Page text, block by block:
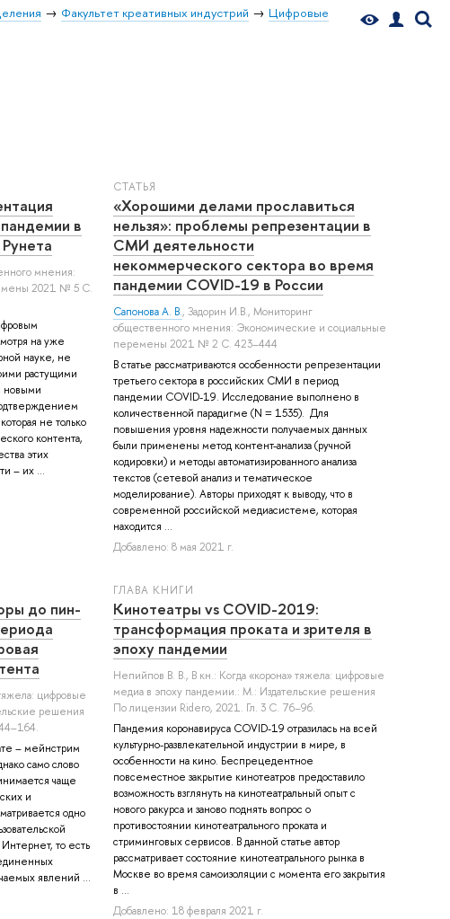
Факультет креативных индустрий
Цифровые
в
мнения:
2021 № 5 С.
на уже
науке, не
растущими
новыми
не только
контента,
этих
– их ...
СТАТЬЯ
«Хорошими делами прославиться
нельзя»: проблемы репрезентации в
СМИ деятельности
некоммерческого сектора во время
пандемии COVID-19 в России
Сапонова А. В.,Задорин И.В., Мониторинг
общественного мнения: Экономические и социальные
перемены 2021 № 2 С. 423–444
В статье рассматриваются особенности репрезентации
третьего сектора в российских СМИ в период
пандемии COVID-19. Исследование выполнено в
количественной парадигме (N = 1535). Для
повышения уровня надежности получаемых данных
были применены метод контент-анализа (ручной
кодировки) и методы автоматизированного анализа
текстов (сетевой анализ и тематическое
моделирование). Авторы приходят к выводу, что в
современной российской медиасистеме, которая
находится ...
Добавлено: 8 мая 2021 г.
до пин-
цифровые
решения
– мейнстрим
само слово
чаще
и
одно
то есть
явлений ...
ГЛАВА КНИГИ
Кинотеатры vs COVID-2019:
трансформация проката и зрителя в
эпоху пандемии
Непийпов В. В., В кн.: Когда «корона» тяжела: цифровые
медиа в эпоху пандемии.: М.: Издательские решения
По лицензии Ridero, 2021. Гл. 3 С. 76–96.
Пандемия коронавируса COVID-19 отразилась на всей
культурно-развлекательной индустрии в мире, в
особенности на кино. Беспрецедентное
повсеместное закрытие кинотеатров предоставило
возможность взглянуть на кинотеатральный опыт с
нового ракурса и заново поднять вопрос о
противостоянии кинотеатрального проката и
стриминговых сервисов. В данной статье автор
рассматривает состояние кинотеатрального рынка в
Москве во время самоизоляции с момента его закрытия
в ...
Добавлено: 18 февраля 2021 г.